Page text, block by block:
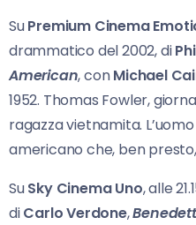
SuPremium Cinema
drammatico del 2002, di
American, conMichael
1952. Thomas Fowler,
ragazza vietnamita.
americano che, ben
SuSky Cinema Uno, alle
diCarlo Verdone,